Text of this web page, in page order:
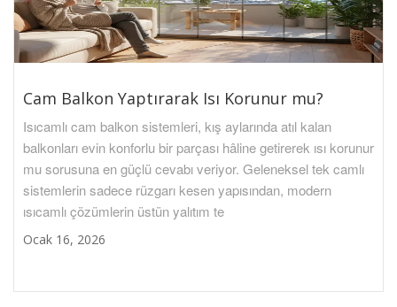
Cam Balkon Yaptırarak Isı Korunur mu?
Isıcamlı cam balkon sistemleri, kış aylarında atıl kalan
balkonları evin konforlu bir parçası hâline getirerek ısı korunur
mu sorusuna en güçlü cevabı veriyor. Geleneksel tek camlı
sistemlerin sadece rüzgarı kesen yapısından, modern
ısıcamlı çözümlerin üstün yalıtım te
Ocak 16, 2026